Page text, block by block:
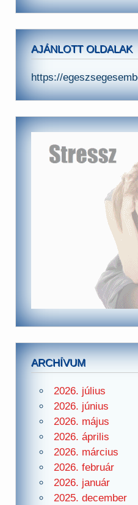
AJÁNLOTT OLDALAK
https://
ARCHÍVUM
2026. július
2026. június
2026. május
2026. április
2026. március
2026. február
2026. január
2025. december